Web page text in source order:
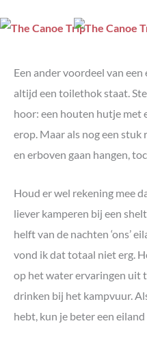
Een ander voordeel van
altijd een toilethok staat.
hoor: een houten hutje met
erop. Maar als nog een stuk
en erboven gaan hangen,
Houd er wel rekening mee
liever kamperen bij een
helft van de nachten ‘ons’
vond ik dat totaal niet erg.
op het water ervaringen uit
drinken bij het kampvuur.
hebt, kun je beter een